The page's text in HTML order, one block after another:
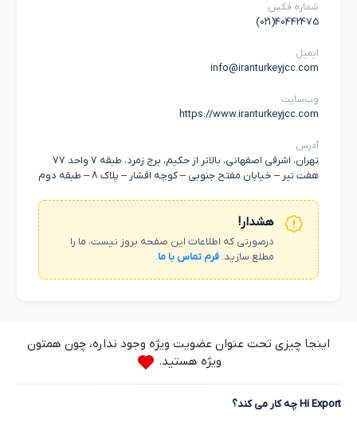
شماره فکس
40442475(021)
ایمیل
info@iranturkeyjcc.com
وب‌سایت
https://www.iranturkeyjcc.com
آدرس
تهران، اشرفی اصفهانی، بالاتر از حکیم، برج زمرد، طبقه 7 واحد 77
هفت تیر – خیابان مفتح جنوبی – کوچه افشار – پلاک 8 – طبقه دوم
هشدار!
درصورتی که اطلاعات این صفحه بروز نیست، ما را
مطلع سازید. فرم تماس با ما.
اینجا چیزی تحت عنوان عضویت ویژه وجود نداره، چون همتون
ویژه هستید.
Hi Export چه کار می کند؟